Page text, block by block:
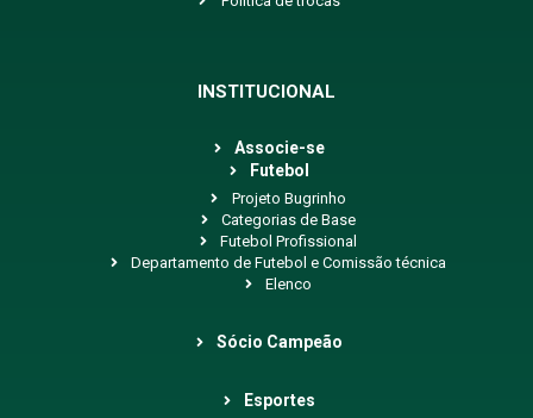
INSTITUCIONAL
Associe-se
Futebol
Projeto Bugrinho
Categorias de Base
Futebol Profissional
Departamento de Futebol e Comissão técnica
Elenco
Sócio Campeão
Esportes